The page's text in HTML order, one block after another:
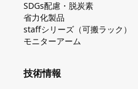
SDGs配慮・脱炭素
省力化製品
staffシリーズ（可搬ラック）
モニターアーム
技術情報